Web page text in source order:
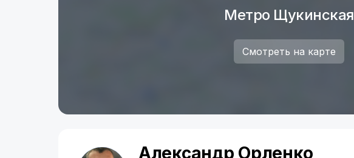
Метро Щукинская
Смотреть на карте
Александр Орленко